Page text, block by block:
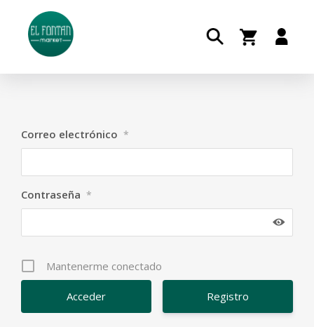
Correo electrónico *
Contraseña *
Mantenerme conectado
Registro